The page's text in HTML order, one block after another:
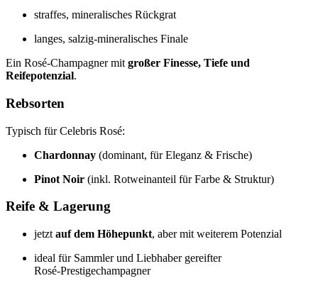
straffes, mineralisches Rückgrat
langes, salzig‑mineralisches Finale
Ein Rosé‑Champagner mit großer Finesse, Tiefe und
Reifepotenzial.
Rebsorten
Typisch für Celebris Rosé:
Chardonnay (dominant, für Eleganz & Frische)
Pinot Noir (inkl. Rotweinanteil für Farbe & Struktur)
Reife & Lagerung
jetzt auf dem Höhepunkt, aber mit weiterem Potenzial
ideal für Sammler und Liebhaber gereifter
Rosé‑Prestigechampagner